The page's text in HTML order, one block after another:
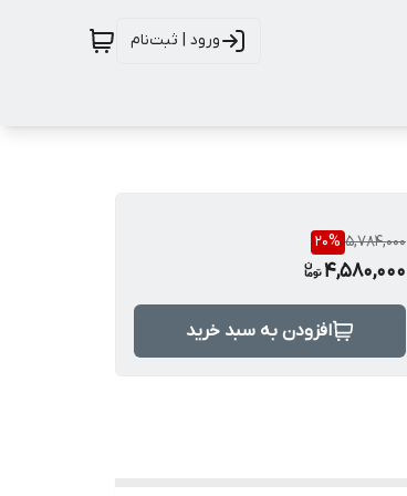
ورود | ثبت‌نام
5,784,000
20%
4,580,000
افزودن به سبد خرید